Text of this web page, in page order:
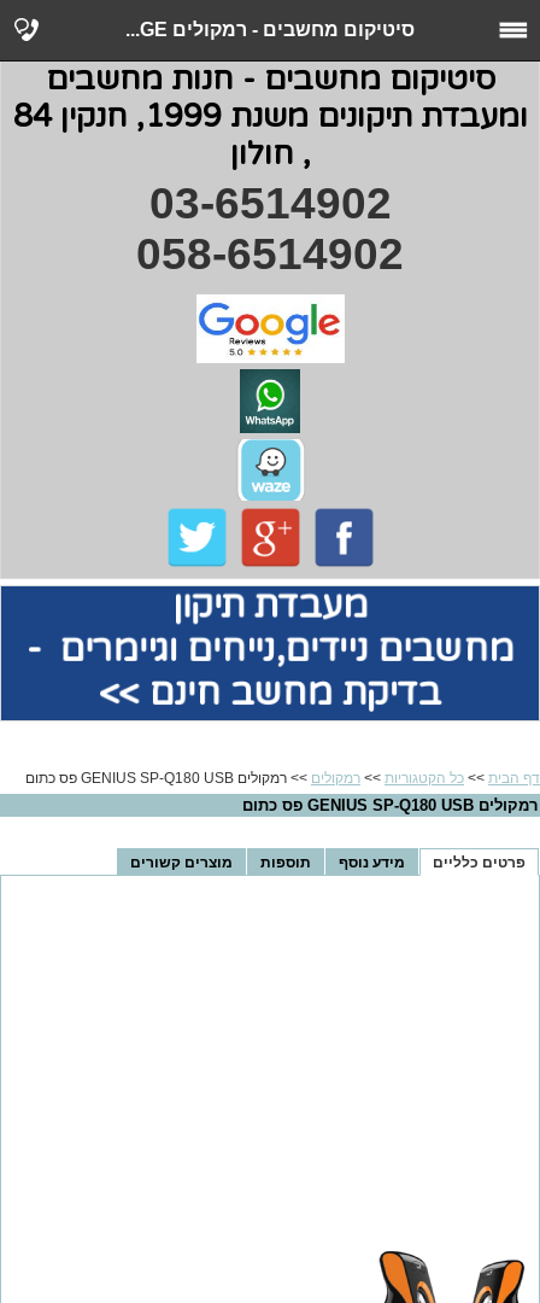
סיטיקום מחשבים - רמקולים GE...
סיטיקום מחשבים - חנות מחשבים
ומעבדת תיקונים משנת 1999, חנקין 84
, חולון
03-6514902
058-6514902
מעבדת תיקון
מחשביםניידים,נייחים וגיימרים -
בדיקת מחשב חינם >>
דף הבית >> כל הקטגוריות >> רמקולים >> רמקולים GENIUS SP-Q180 USB פס כתום
רמקולים GENIUS SP-Q180 USB פס כתום
פרטים כלליים מידע נוסף תוספות מוצרים קשורים